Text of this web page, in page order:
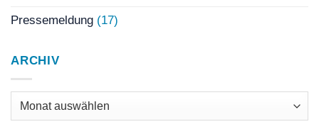
Pressemeldung (17)
ARCHIV
Archiv